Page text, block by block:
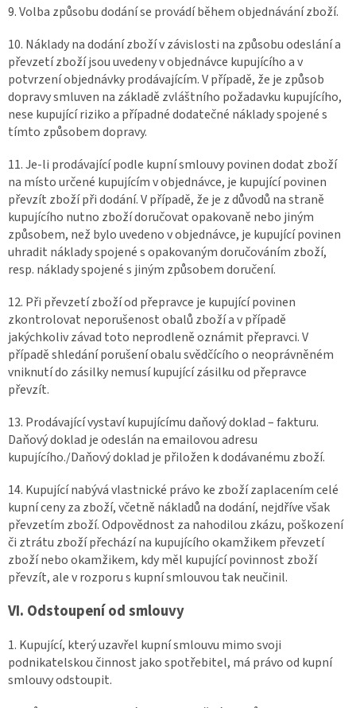
9. Volba způsobu dodání se provádí během objednávání zboží.
10. Náklady na dodání zboží v závislosti na způsobu odeslání a
převzetí zboží jsou uvedeny v objednávce kupujícího a v
potvrzení objednávky prodávajícím. V případě, že je způsob
dopravy smluven na základě zvláštního požadavku kupujícího,
nese kupující riziko a případné dodatečné náklady spojené s
tímto způsobem dopravy.
11. Je-li prodávající podle kupní smlouvy povinen dodat zboží
na místo určené kupujícím v objednávce, je kupující povinen
převzít zboží při dodání. V případě, že je z důvodů na straně
kupujícího nutno zboží doručovat opakovaně nebo jiným
způsobem, než bylo uvedeno v objednávce, je kupující povinen
uhradit náklady spojené s opakovaným doručováním zboží,
resp. náklady spojené s jiným způsobem doručení.
12. Při převzetí zboží od přepravce je kupující povinen
zkontrolovat neporušenost obalů zboží a v případě
jakýchkoliv závad toto neprodleně oznámit přepravci. V
případě shledání porušení obalu svědčícího o neoprávněném
vniknutí do zásilky nemusí kupující zásilku od přepravce
převzít.
13. Prodávající vystaví kupujícímu daňový doklad – fakturu.
Daňový doklad je odeslán na emailovou adresu
kupujícího./Daňový doklad je přiložen k dodávanému zboží.
14. Kupující nabývá vlastnické právo ke zboží zaplacením celé
kupní ceny za zboží, včetně nákladů na dodání, nejdříve však
převzetím zboží. Odpovědnost za nahodilou zkázu, poškození
či ztrátu zboží přechází na kupujícího okamžikem převzetí
zboží nebo okamžikem, kdy měl kupující povinnost zboží
převzít, ale v rozporu s kupní smlouvou tak neučinil.
VI. Odstoupení od smlouvy
1. Kupující, který uzavřel kupní smlouvu mimo svoji
podnikatelskou činnost jako spotřebitel, má právo od kupní
smlouvy odstoupit.